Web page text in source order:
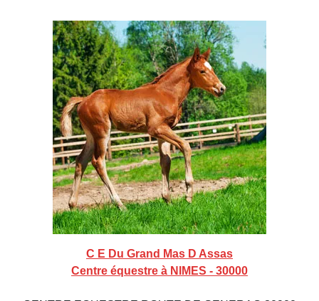
C E Du Grand Mas D Assas
Centre équestre à NIMES - 30000